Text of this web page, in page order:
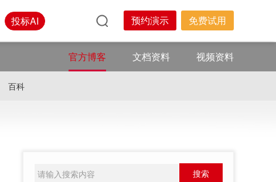
投标AI 预约演示 免费试用
官方博客 文档资料 视频资料
百科